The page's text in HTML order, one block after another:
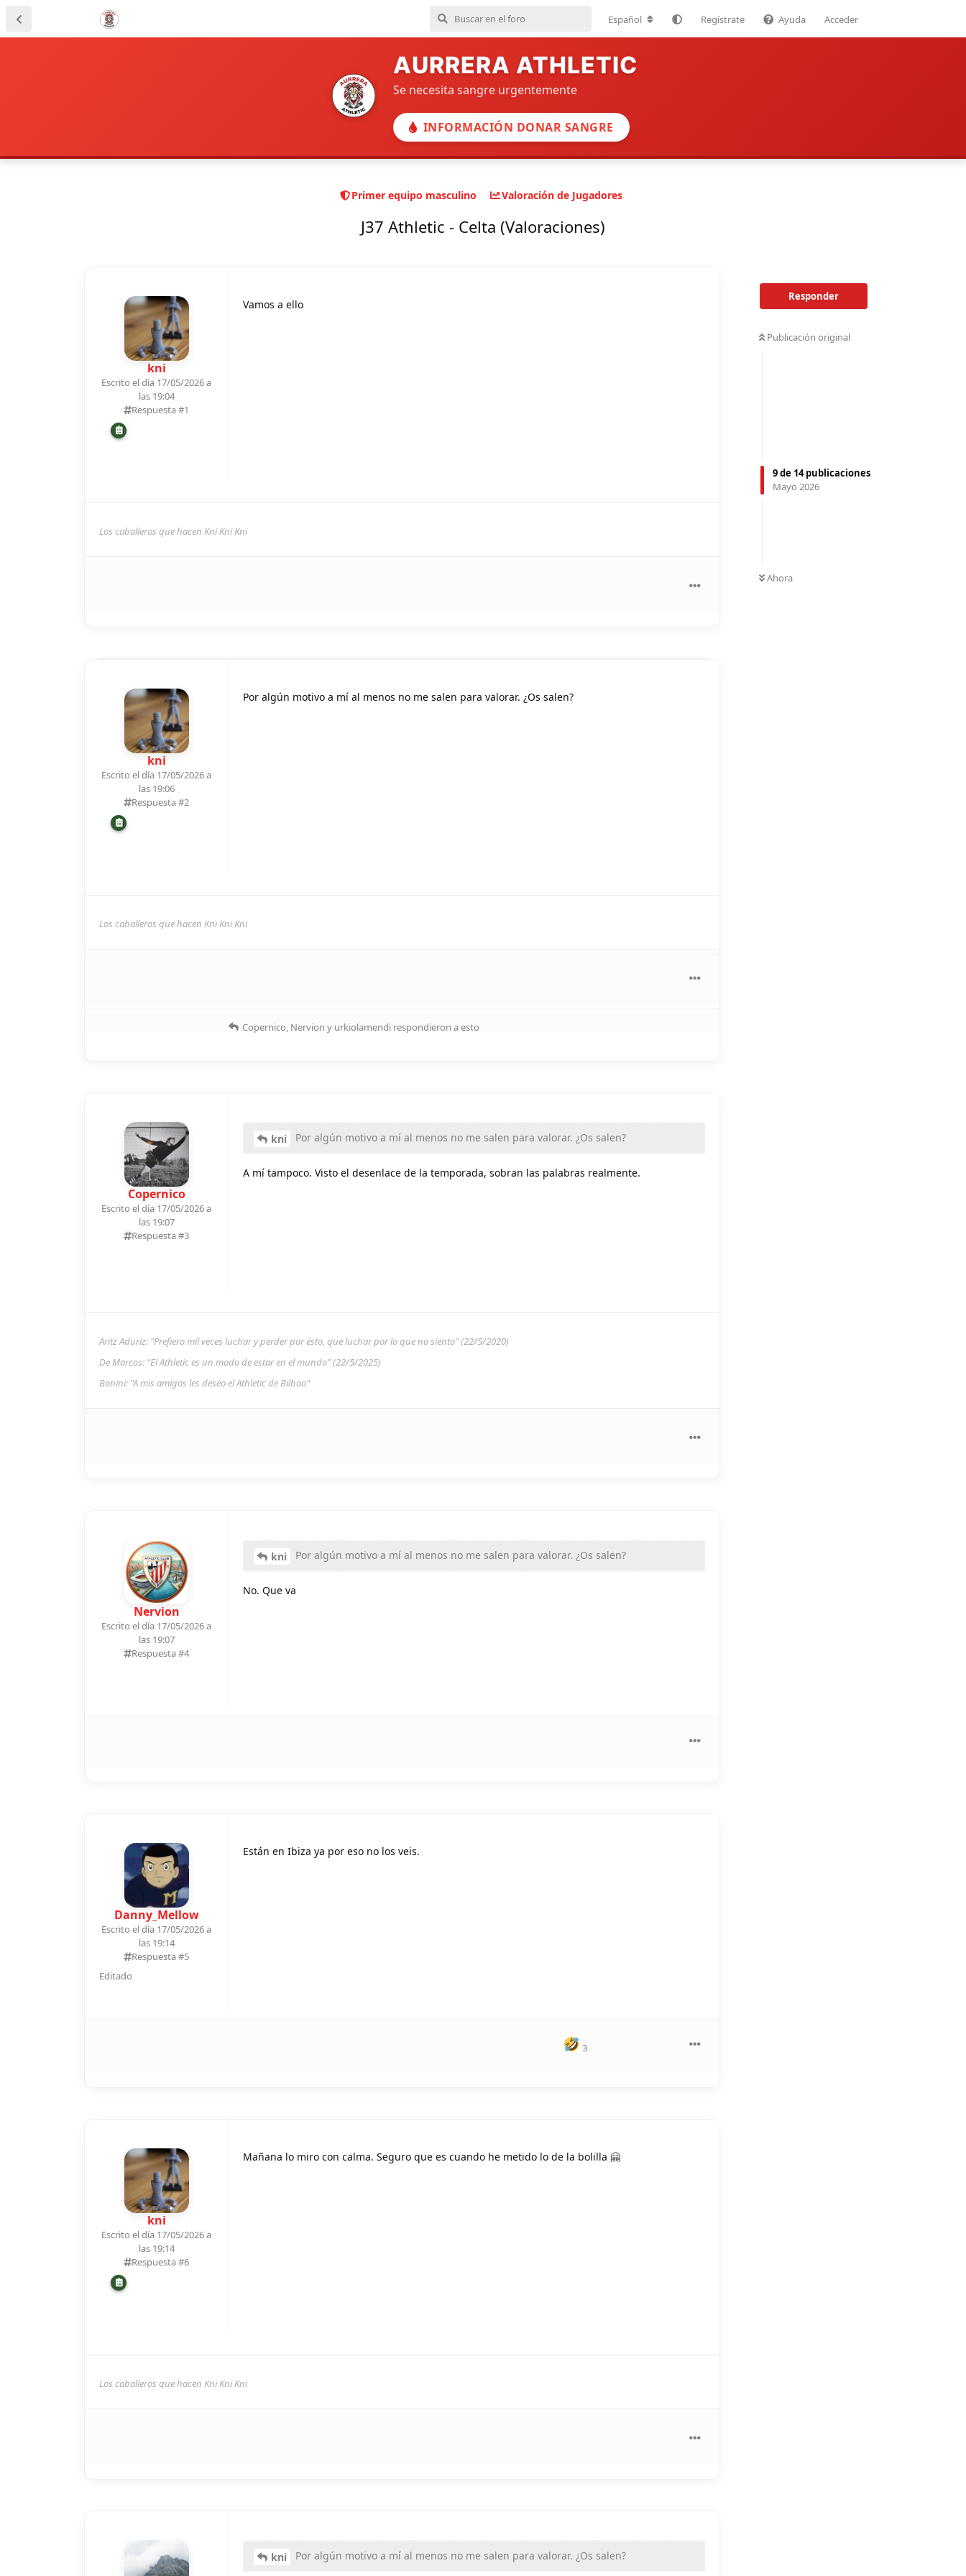
Español Regístrate Ayuda Acceder
AURRERA ATHLETIC
Se necesita sangre urgentemente
INFORMACIÓN DONAR SANGRE
Primer equipo masculino Valoración de Jugadores
J37 Athletic - Celta (Valoraciones)
Responder
Publicación original
9de 14publicaciones
Mayo 2026
Ahora
kni
Escrito el día 17/05/2026 a
las 19:04
Respuesta #1
Vamos a ello
Los caballeros que hacen Kni Kni Kni
kni
Escrito el día 17/05/2026 a
las 19:06
Respuesta #2
Por algún motivo a mí al menos no me salen para valorar. ¿Os salen?
Los caballeros que hacen Kni Kni Kni
Copernico, Nervion y urkiolamendi respondieron a esto
Copernico
Escrito el día 17/05/2026 a
las 19:07
Respuesta #3
kni Por algún motivo a mí al menos no me salen para valorar. ¿Os salen?
A mí tampoco. Visto el desenlace de la temporada, sobran las palabras realmente.
Aritz Aduriz: "Prefiero mil veces luchar y perder por ésto, que luchar por lo que no siento" (22/5/2020)
De Marcos: “El Athletic es un modo de estar en el mundo” (22/5/2025)
Bonini: "A mis amigos les deseo el Athletic de Bilbao"
Nervion
Escrito el día 17/05/2026 a
las 19:07
Respuesta #4
kni Por algún motivo a mí al menos no me salen para valorar. ¿Os salen?
No. Que va
Danny_Mellow
Escrito el día 17/05/2026 a
las 19:14
Respuesta #5
Editado
Están en Ibiza ya por eso no los veis.
3
kni
Escrito el día 17/05/2026 a
las 19:14
Respuesta #6
Mañana lo miro con calma. Seguro que es cuando he metido lo de la bolilla 🤗
Los caballeros que hacen Kni Kni Kni
kni Por algún motivo a mí al menos no me salen para valorar. ¿Os salen?